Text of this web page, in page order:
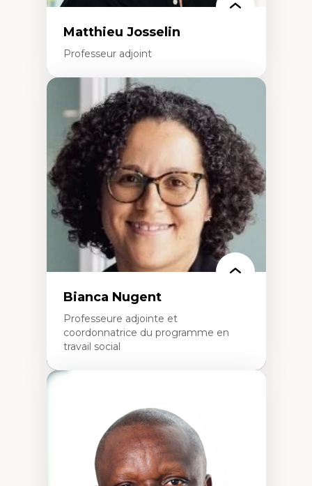
Matthieu Josselin
Professeur adjoint
Expertises
Ethnographie critique des environnements
d’apprentissage des étudiant.e.s
Approche transdisciplinaire des
compétences socioaffectives et
interculturelles
Didactique des langues secondes et
compétence pragmatique
Andragogie
Méthodologies de recherche qualitative
Bianca Nugent
Professeure adjointe et
coordonnatrice du programme en
travail social
Travail social, action et justice sociale
Fondements de l’intervention et des
nouvelles pratiques en travail social et en
éducation inclusive
Minorités linguistiques, offre active et
francophonie plurielle en contexte
linguistique minoritaire